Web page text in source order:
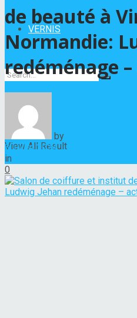
VERNIS
No Result
View All Result
de beauté à
Normandie:
redéménage
by
3 juillet 2024
in
0